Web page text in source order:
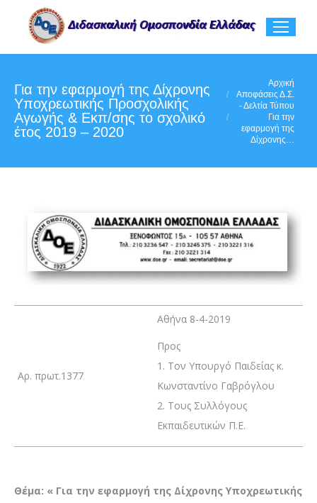
Για την εφαρμογή της Δίχρονης
Υποχρεωτικής Προσχολικής
Αγωγής & Εκπ/σης το σχολικό
έτος 2019 – 2020
You are here:Αρχική
Αποφάσεις Δ.Σ.
- Δελτία Τύπου
Για την
εφαρμογή της
Δίχρονης…
Αρ. πρωτ.1377
Αθήνα 8-4-2019
Προς
1. Τον Υπουργό Παιδείας κ.
Κωνσταντίνο Γαβρόγλου
2. Τους Συλλόγους
Εκπαιδευτικών Π.Ε.
Θέμα: « Για την εφαρμογή της Δίχρονης Υποχρεωτικής